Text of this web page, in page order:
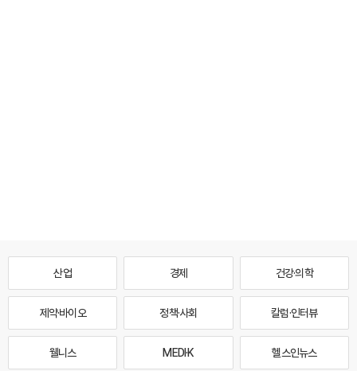
산업 경제 건강·의학
제약·바이오 정책·사회 칼럼·인터뷰
웰니스 MEDI·K 헬스인뉴스